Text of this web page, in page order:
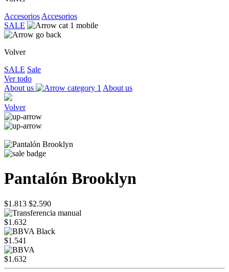
Accesorios Accesorios
SALE
Volver
SALE Sale
Ver todo
About us
About us
Volver
Pantalón Brooklyn
$1.813 $2.590
$1.632
$1.541
$1.632